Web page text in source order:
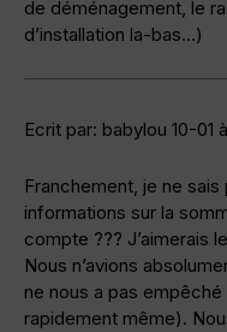
de déménagement, le
d’installation la-bas…)
Ecrit par: babylou 10-01
Franchement, je ne
informations sur la
compte ??? J’aimerais
Nous n’avions
ne nous a pas
rapidement même).